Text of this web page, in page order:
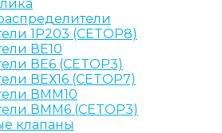
1Р203 (CETOP8)
ВЕ10
ВЕ6 (CETOP3)
ВЕХ16 (CETOP7)
ВММ10
ВММ6 (CETOP3)
клапаны